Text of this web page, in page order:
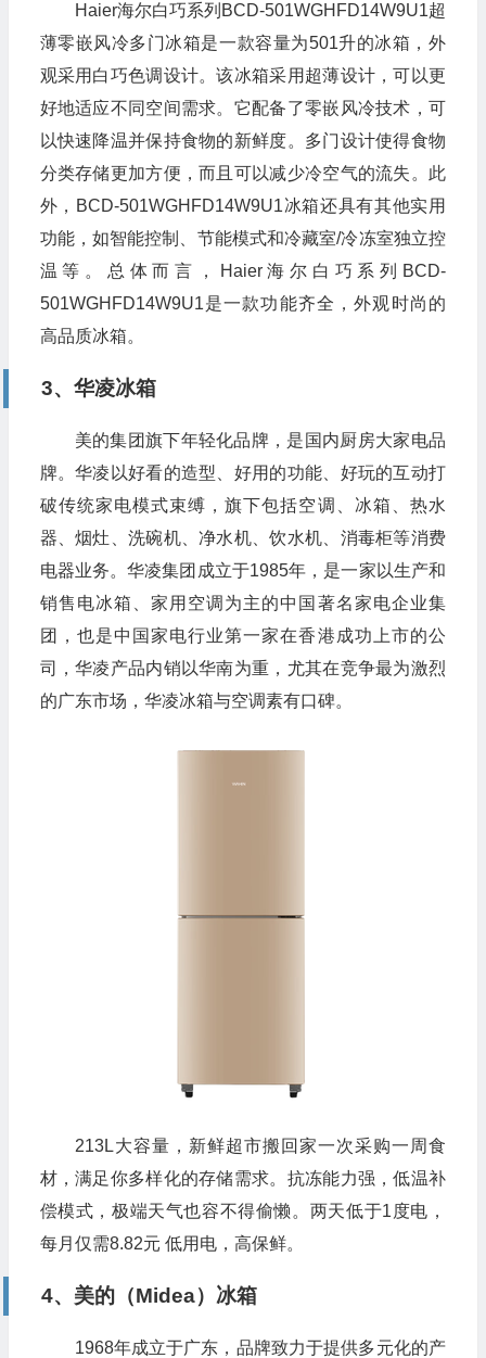
Haier海尔白巧系列BCD-501WGHFD14W9U1超
薄零嵌风冷多门冰箱是一款容量为501升的冰箱，外
观采用白巧色调设计。该冰箱采用超薄设计，可以更
好地适应不同空间需求。它配备了零嵌风冷技术，可
以快速降温并保持食物的新鲜度。多门设计使得食物
分类存储更加方便，而且可以减少冷空气的流失。此
外，BCD-501WGHFD14W9U1冰箱还具有其他实用
功能，如智能控制、节能模式和冷藏室/冷冻室独立控
温等。总体而言，Haier海尔白巧系列BCD-
501WGHFD14W9U1是一款功能齐全，外观时尚的
高品质冰箱。
3、华凌冰箱
美的集团旗下年轻化品牌，是国内厨房大家电品
牌。华凌以好看的造型、好用的功能、好玩的互动打
破传统家电模式束缚，旗下包括空调、冰箱、热水
器、烟灶、洗碗机、净水机、饮水机、消毒柜等消费
电器业务。华凌集团成立于1985年，是一家以生产和
销售电冰箱、家用空调为主的中国著名家电企业集
团，也是中国家电行业第一家在香港成功上市的公
司，华凌产品内销以华南为重，尤其在竞争最为激烈
的广东市场，华凌冰箱与空调素有口碑。
213L大容量，新鲜超市搬回家一次采购一周食
材，满足你多样化的存储需求。抗冻能力强，低温补
偿模式，极端天气也容不得偷懒。两天低于1度电，
每月仅需8.82元 低用电，高保鲜。
4、美的（Midea）冰箱
1968年成立于广东，品牌致力于提供多元化的产